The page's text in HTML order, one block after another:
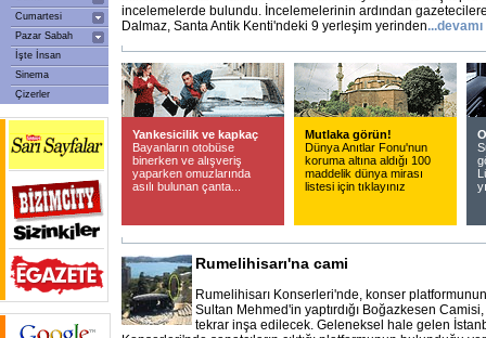
Cumartesi
Pazar Sabah
İşte İnsan
Sinema
Çizerler
incelemelerde bulundu. İncelemelerinin ardından
Dalmaz, Santa Antik Kenti'ndeki 9 yerleşim yerinden...devamı
Yankesicilik ve kapkaç
Bayanların otobüse
binerken ve alışveriş
yaparken omuzlarında
asılı bulunan çanta...
Mutlaka görün!
Dünya Anıtlar Fonu'nun
koruma altına aldığı 100
maddelik dünya mirası
listesi için tıklayınız
Rumelihisarı'na cami
Rumelihisarı Konserleri'nde, konser
Sultan Mehmed'in yaptırdığı Boğazkesen
tekrar inşa edilecek. Geleneksel hale gelen